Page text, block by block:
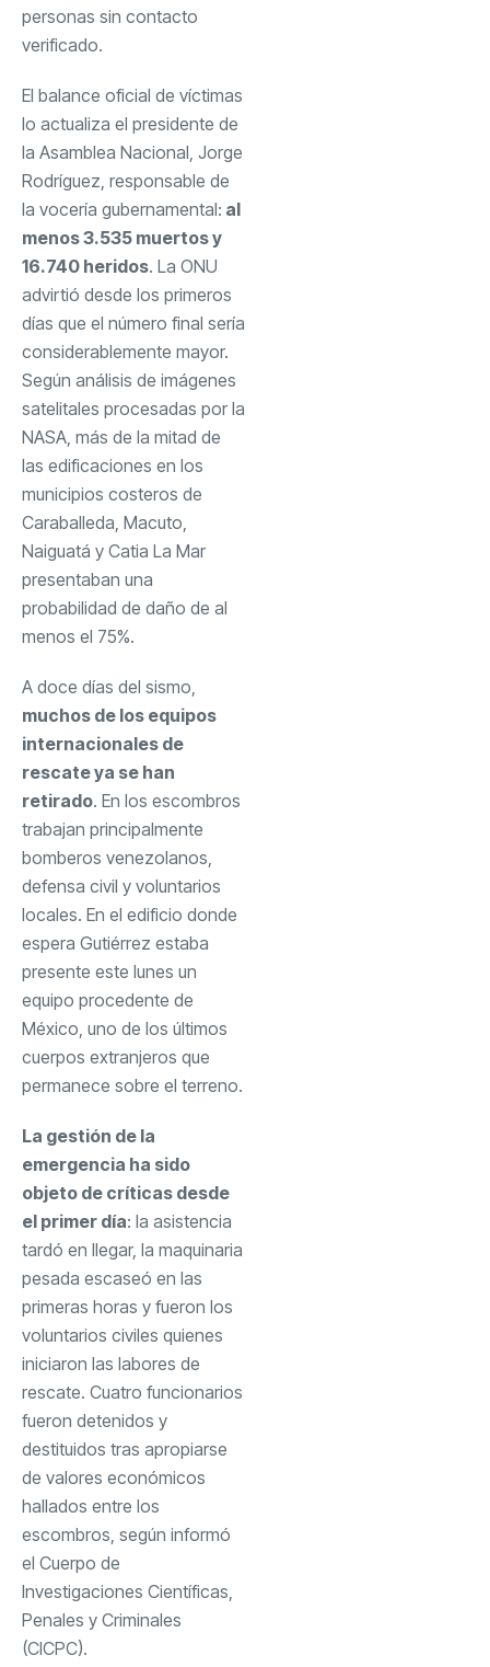
personas sin contacto
verificado.
El balance oficial de víctimas
lo actualiza el presidente de
la Asamblea Nacional, Jorge
Rodríguez, responsable de
la vocería gubernamental: al
menos 3.535 muertos y
16.740 heridos. La ONU
advirtió desde los primeros
días que el número final sería
considerablemente mayor.
Según análisis de imágenes
satelitales procesadas por la
NASA, más de la mitad de
las edificaciones en los
municipios costeros de
Caraballeda, Macuto,
Naiguatá y Catia La Mar
presentaban una
probabilidad de daño de al
menos el 75%.
A doce días del sismo,
muchos de los equipos
internacionales de
rescate ya se han
retirado. En los escombros
trabajan principalmente
bomberos venezolanos,
defensa civil y voluntarios
locales. En el edificio donde
espera Gutiérrez estaba
presente este lunes un
equipo procedente de
México, uno de los últimos
cuerpos extranjeros que
permanece sobre el terreno.
La gestión de la
emergencia ha sido
objeto de críticas desde
el primer día: la asistencia
tardó en llegar, la maquinaria
pesada escaseó en las
primeras horas y fueron los
voluntarios civiles quienes
iniciaron las labores de
rescate. Cuatro funcionarios
fueron detenidos y
destituidos tras apropiarse
de valores económicos
hallados entre los
escombros, según informó
el Cuerpo de
Investigaciones Científicas,
Penales y Criminales
(CICPC).